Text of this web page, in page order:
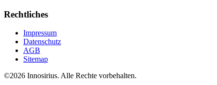
Rechtliches
Impressum
Datenschutz
AGB
Sitemap
©2026 Innosirius. Alle Rechte vorbehalten.